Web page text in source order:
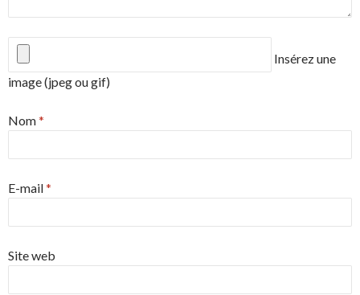
Insérez une
image (jpeg ou gif)
Nom*
E-mail*
Site web